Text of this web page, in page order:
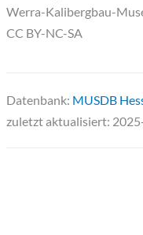
Werra-Kalibergbau-
CC BY-NC-SA
Datenbank: MUSDB
zuletzt aktualisiert: